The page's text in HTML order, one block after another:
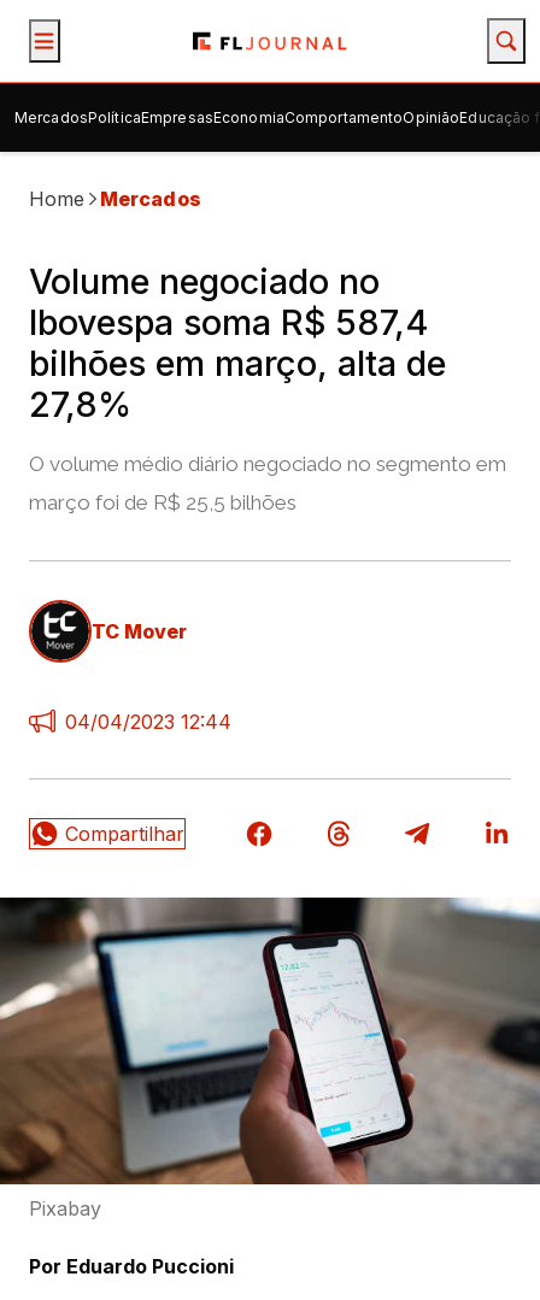
MercadosPolíticaEmpresasEconomiaComportamentoOpiniãoEducação
Home Mercados
Volume negociado no
Ibovespa soma R$ 587,4
bilhões em março, alta de
27,8%
O volume médio diário negociado no segmento em
março foi de R$ 25,5 bilhões
TC Mover
04/04/2023 12:44
Pixabay
Por Eduardo Puccioni